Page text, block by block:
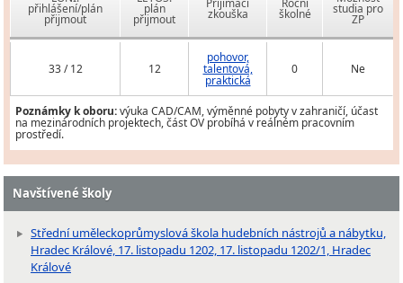
přihlášení/plán
přijmout
plán
přijmout
Přijímací
zkouška
Roční
školné studia pro
ZP
33 / 12 12
pohovor,
talentová,
praktická
0 Ne
Poznámky k oboru:výuka CAD/CAM, výměnné pobyty v zahraničí, účast
na mezinárodních projektech, část OV probíhá v reálném pracovním
prostředí.
Navštívené školy
Střední uměleckoprůmyslová škola hudebních nástrojů a nábytku,
Hradec Králové, 17. listopadu 1202, 17. listopadu 1202/1, Hradec
Králové